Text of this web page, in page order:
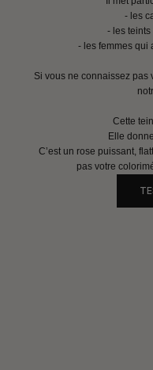
- les
- les
- les femmes qui
Si vous ne connaissez pas
Cette
Elle
C’est un rose puissant,
pas votre